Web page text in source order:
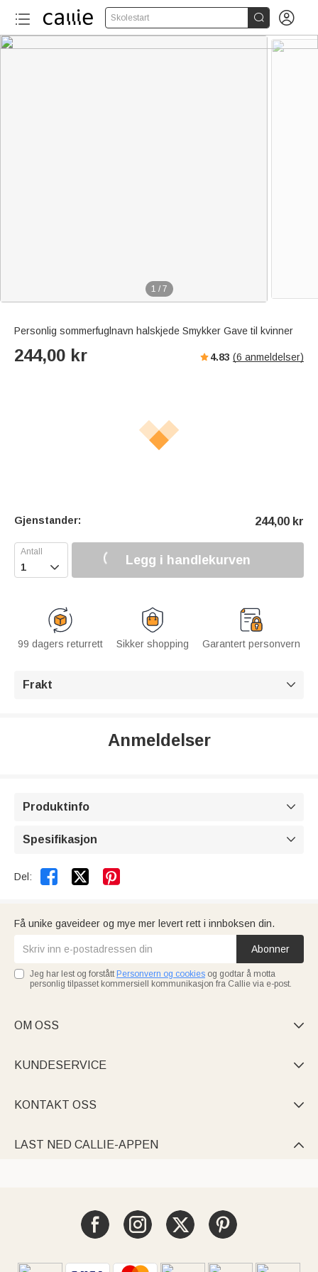
Skolestart  
1 / 7
Personlig sommerfuglnavn halskjede Smykker Gave til kvinner
244,00 kr 4.83 (6 anmeldelser)
Gjenstander: 244,00 kr
 Legg i handlekurven
99 dagers returrett Sikker shopping Garantert personvern
Frakt 
Anmeldelser
Produktinfo 
Spesifikasjon 
Del:  
Få unike gaveideer og mye mer levert rett i innboksen din.
Abonner
Jeg har lest og forstått Personvern og cookies og godtar å motta
personlig tilpasset kommersiell kommunikasjon fra Callie via e-post.
OM OSS 
KUNDESERVICE 
KONTAKT OSS 
LAST NED CALLIE-APPEN 